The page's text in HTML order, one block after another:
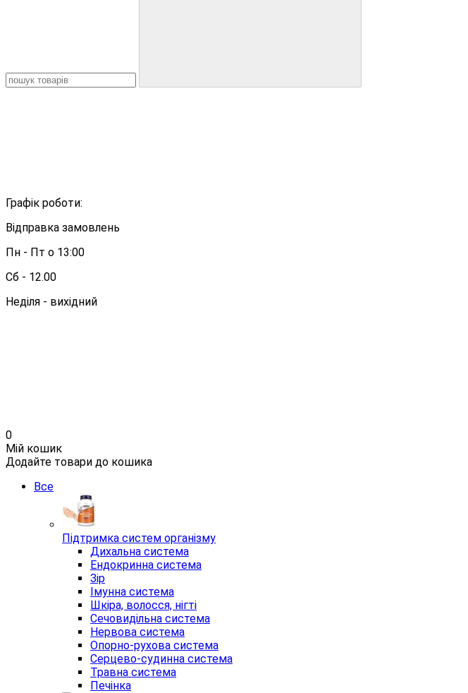
Графік роботи:
Відправка замовлень
Пн - Пт о 13:00
Сб - 12.00
Неділя - вихідний
0
Мій кошик
Додайте товари до кошика
Все
Підтримка систем організму
Дихальна система
Ендокринна система
Зір
Імунна система
Шкіра, волосся, нігті
Сечовидільна система
Нервова система
Опорно-рухова система
Серцево-судинна система
Травна система
Печінка